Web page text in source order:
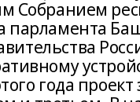
Собранием
года